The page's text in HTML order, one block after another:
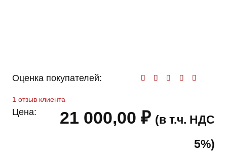
Оценка покупателей:
1 отзыв клиента
Цена: 21 000,00 ₽ (в т.ч. НДС
5%)